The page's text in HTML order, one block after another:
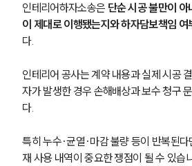
인테리어하자소송은 단순 시공 불만이
이 제대로 이행됐는지와 하자담보책임 여
다.
인테리어 공사는 계약 내용과 실제 시공
자가 발생한 경우 손해배상과 보수 청구
다.
특히 누수·균열·마감 불량 등이 반복된
재 사용 내역이 중요한 쟁점이 될 수 있습